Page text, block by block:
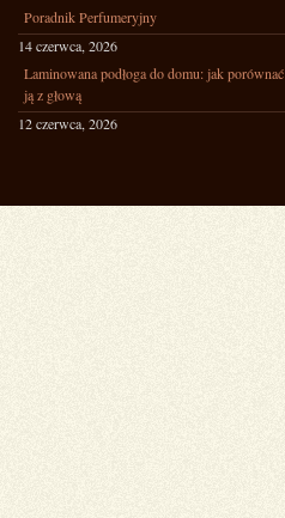
Poradnik Perfumeryjny
14 czerwca, 2026
Laminowana podłoga do domu: jak porównać
ją z głową
12 czerwca, 2026